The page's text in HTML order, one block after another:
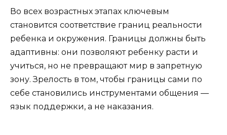
Во всех возрастных этапах ключевым
становится соответствие границ реальности
ребенка и окружения. Границы должны быть
адаптивны: они позволяют ребенку расти и
учиться, но не превращают мир в запретную
зону. Зрелость в том, чтобы границы сами по
себе становились инструментами общения —
язык поддержки, а не наказания.